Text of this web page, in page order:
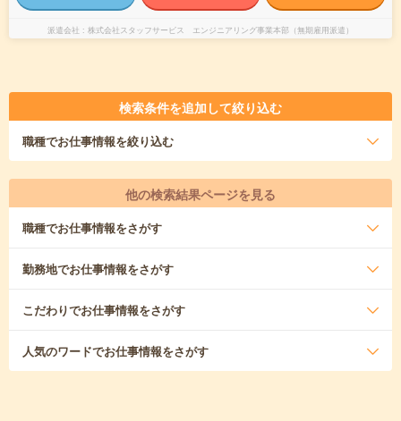
派遣会社 株式会社スタッフサービス エンジニアリング事業本部（無期雇用派遣）
検索条件を追加して絞り込む
職種でお仕事情報を絞り込む
他の検索結果ページを見る
職種でお仕事情報をさがす
勤務地でお仕事情報をさがす
こだわりでお仕事情報をさがす
人気のワードでお仕事情報をさがす